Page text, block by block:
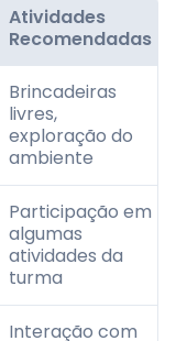
Atividades
Recomendadas
Brincadeiras
livres,
exploração do
ambiente
Participação em
algumas
atividades da
turma
Interação com